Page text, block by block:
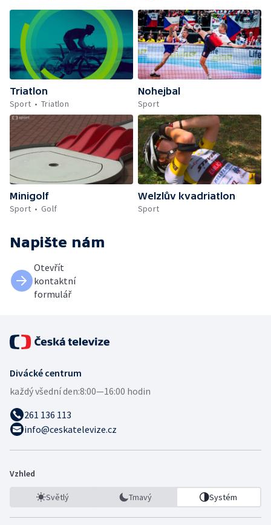
Triatlon
Sport
Triatlon
Nohejbal
Sport
Minigolf
Sport
Golf
Welzlův kvadriatlon
Sport
Napište nám
Otevřít
kontaktní
formulář
Divácké centrum
každý všední den:8:00—16:00 hodin
261 136 113
info@ceskatelevize.cz
Vzhled
Světlý Tmavý Systém